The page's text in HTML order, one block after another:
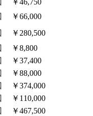
￥46,750
￥66,000
￥280,500
￥8,800
￥37,400
￥88,000
￥374,000
￥110,000
￥467,500